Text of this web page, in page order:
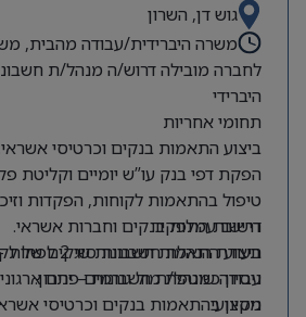
גוש דן, השרון
משרה היברידית/עבודה מהבית,
לחברה מובילה דרוש/ה מנהל/ת
היברידי
תחומי אחריות
ביצוע התאמות בנקים וכרטיסי אשראי.
הפקת דפי בנק עו”ש יומיים וקליטת
טיפול בהתאמות לקוחות, הפקדות
רישום עמלות בנקים וחברות אשראי.
ביצוע התאמות חשבונות שיקים של
עבודה שוטפת מול גורמים פנים
מקצועי.
דרישות התפקיד
תעודת הנהלת חשבונות סוג 2 לפחות – חובה.
ניסיון כמנהל/ת חשבונות – יתרון.
ניסיון בהתאמות בנקים וכרטיסי